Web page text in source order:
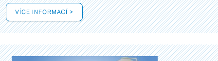
VÍCE INFORMACÍ >